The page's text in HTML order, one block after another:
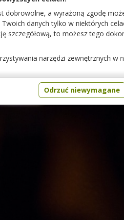
dobrowolne, a wyrażoną zgodę
danych tylko w niektórych
szczegółową, to możesz tego
narzędzi zewnętrznych w
Odrzuć niewymagane